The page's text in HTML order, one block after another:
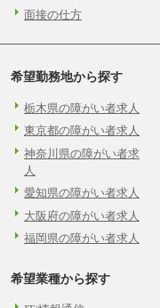
面接の仕方
希望勤務地から探す
栃木県の障がい者求人
東京都の障がい者求人
神奈川県の障がい者求
人
愛知県の障がい者求人
大阪府の障がい者求人
福岡県の障がい者求人
希望業種から探す